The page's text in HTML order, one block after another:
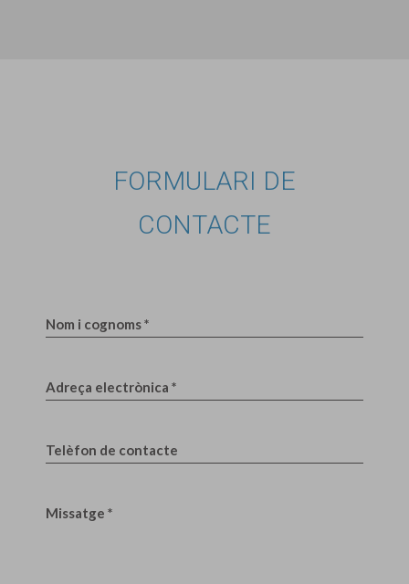
FORMULARI DE
CONTACTE
Nom i cognoms *
Adreça electrònica *
Telèfon de contacte
Missatge *